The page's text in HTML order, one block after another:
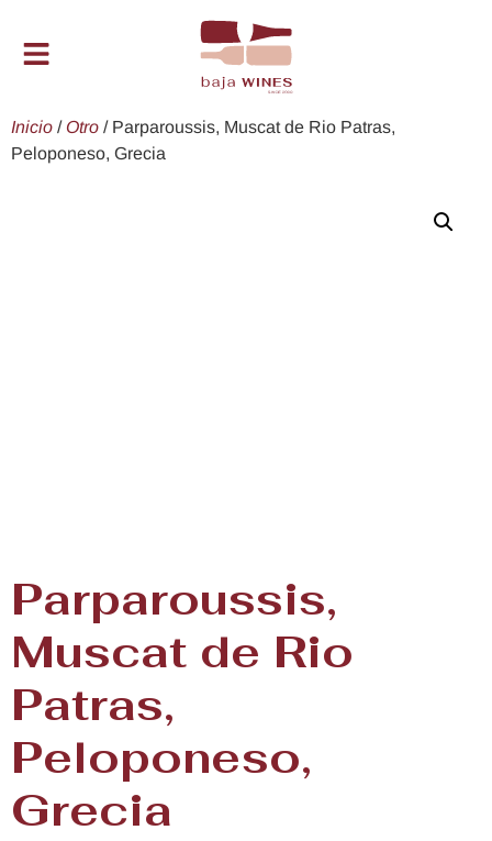
Inicio / Otro / Parparoussis, Muscat de Rio Patras,
Peloponeso, Grecia
Parparoussis,
Muscat de Rio
Patras,
Peloponeso,
Grecia